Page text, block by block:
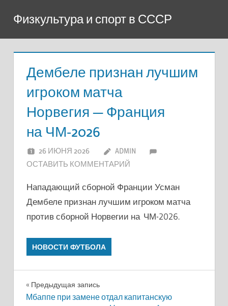
содержимому
Физкультура и спорт в СССР
Дембеле признан лучшим
игроком матча
Норвегия — Франция
на ЧМ-2026
26 ИЮНЯ 2026
ADMIN
ОСТАВИТЬ КОММЕНТАРИЙ
Нападающий сборной Франции Усман
Дембеле признан лучшим игроком матча
против сборной Норвегии на ЧМ-2026.
НОВОСТИ ФУТБОЛА
Навигация
Предыдущая запись
Мбаппе при замене отдал капитанскую